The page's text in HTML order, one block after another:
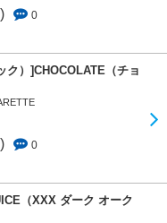
0
ク）]CHOCOLATE（チョ
0
（XXX ダーク オーク